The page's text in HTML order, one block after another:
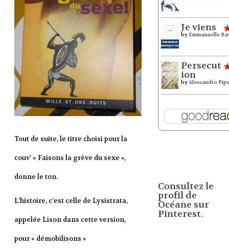
Tout de suite, le titre choisi pour la
couv’ « Faisons la grève du sexe »,
donne le ton.
L’histoire, c’est celle de Lysistrata,
appelée Lison dans cette version,
pour « démobilisons »
Je viens
by Emmanuelle
Persecut
ion
byAlessandro
Consultez le
profil de
Océane sur
Pinterest.